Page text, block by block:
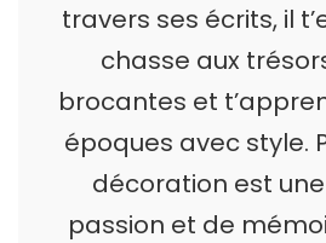
travers ses écrits, il
chasse aux
brocantes et
époques avec style.
décoration est
passion et de